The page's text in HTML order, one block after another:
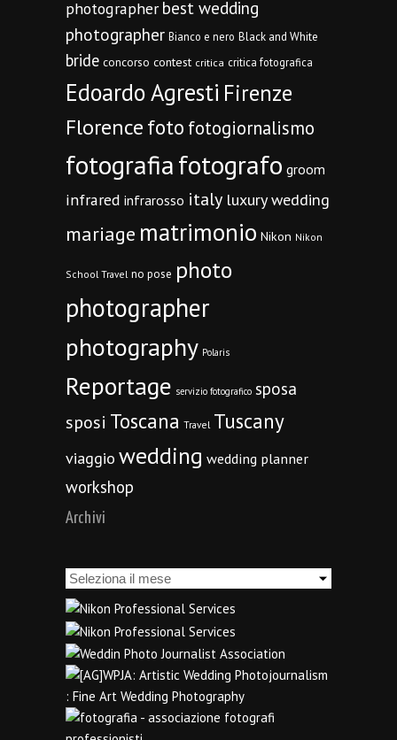
photographer best wedding
photographer Bianco e nero Black and White
bride concorso contest critica critica fotografica
Edoardo Agresti Firenze
Florencefoto fotogiornalismo
fotografiafotografo groom
infrared infrarosso italy luxury wedding
mariage matrimonio Nikon Nikon
School Travel no pose photo
photographer
photography Polaris
Reportage servizio fotografico sposa
sposi Toscana Travel Tuscany
viaggio wedding wedding planner
workshop
Archivi
Archivi